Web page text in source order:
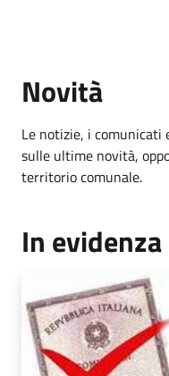
Novità
Le notizie, i comunicati
sulle ultime novità,
territorio comunale.
In evidenza